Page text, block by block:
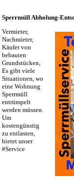
Sperrmüll Abholung-
Vermieter,
Nachmieter,
Käufer von
bebauten
Grundstücken,
Es gibt viele
Situationen, wo
eine Wohnung
Sperrmüll
entrümpelt
werden müssen.
Um
kostengünstig
zu entlasten,
bietet unser
#Service